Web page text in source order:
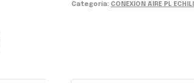
Categoría: CONEXION AIRE PL